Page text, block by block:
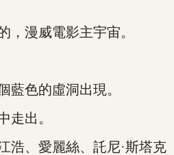
漫威電影主宇宙。
色的虛洞出現。
出。
、愛麗絲、託尼·斯塔克